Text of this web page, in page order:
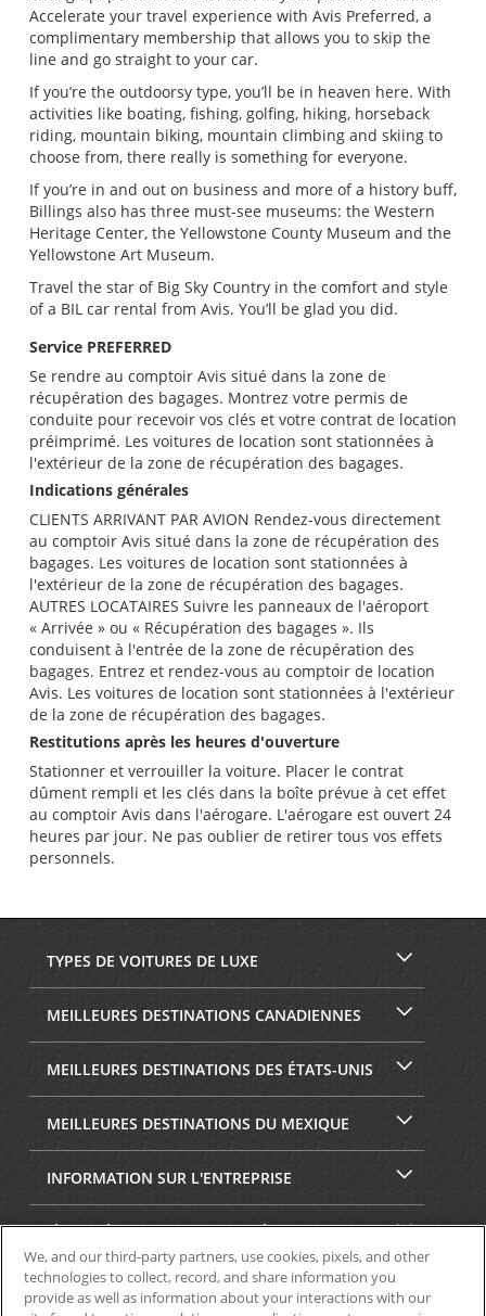
Accelerate your travel experience with Avis Preferred, a
complimentary membership that allows you to skip the
line and go straight to your car.
If you’re the outdoorsy type, you’ll be in heaven here. With
activities like boating, fishing, golfing, hiking, horseback
riding, mountain biking, mountain climbing and skiing to
choose from, there really is something for everyone.
If you’re in and out on business and more of a history buff,
Billings also has three must-see museums: the Western
Heritage Center, the Yellowstone County Museum and the
Yellowstone Art Museum.
Travel the star of Big Sky Country in the comfort and style
of a BIL car rental from Avis. You’ll be glad you did.
Service PREFERRED
Se rendre au comptoir Avis situé dans la zone de
récupération des bagages. Montrez votre permis de
conduite pour recevoir vos clés et votre contrat de location
préimprimé. Les voitures de location sont stationnées à
l'extérieur de la zone de récupération des bagages.
Indications générales
CLIENTS ARRIVANT PAR AVION Rendez-vous directement
au comptoir Avis situé dans la zone de récupération des
bagages. Les voitures de location sont stationnées à
l'extérieur de la zone de récupération des bagages.
AUTRES LOCATAIRES Suivre les panneaux de l'aéroport
« Arrivée » ou « Récupération des bagages ». Ils
conduisent à l'entrée de la zone de récupération des
bagages. Entrez et rendez-vous au comptoir de location
Avis. Les voitures de location sont stationnées à l'extérieur
de la zone de récupération des bagages.
Restitutions après les heures d'ouverture
Stationner et verrouiller la voiture. Placer le contrat
dûment rempli et les clés dans la boîte prévue à cet effet
au comptoir Avis dans l'aérogare. L'aérogare est ouvert 24
heures par jour. Ne pas oublier de retirer tous vos effets
personnels.
TYPES DE VOITURES DE LUXE
MEILLEURES DESTINATIONS CANADIENNES
MEILLEURES DESTINATIONS DES ÉTATS-UNIS
MEILLEURES DESTINATIONS DU MEXIQUE
INFORMATION SUR L'ENTREPRISE
SÉCURITÉ ET CONFIDENTIALITÉ
We, and our third-party partners, use cookies, pixels, and other
technologies to collect, record, and share information you
provide as well as information about your interactions with our